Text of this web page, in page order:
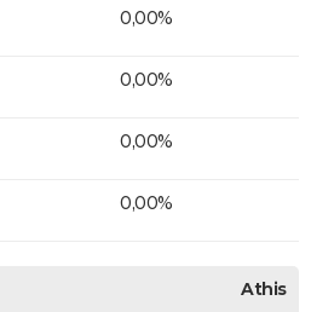
0,00%
0,00%
0,00%
0,00%
Athis